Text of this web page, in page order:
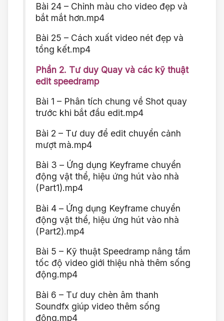
Bài 24 – Chỉnh màu cho video đẹp và
bắt mắt hơn.mp4
Bài 25 – Cách xuất video nét đẹp và
tổng kết.mp4
Phần 2. Tư duy Quay và các kỹ thuật
edit speedramp
Bài 1 – Phân tích chung về Shot quay
trước khi bắt đầu edit.mp4
Bài 2 – Tư duy để edit chuyển cảnh
mượt mà.mp4
Bài 3 – Ứng dụng Keyframe chuyển
động vật thể, hiệu ứng hút vào nhà
(Part1).mp4
Bài 4 – Ứng dụng Keyframe chuyển
động vật thể, hiệu ứng hút vào nhà
(Part2).mp4
Bài 5 – Kỹ thuật Speedramp nâng tầm
tốc độ video giới thiệu nhà thêm sống
động.mp4
Bài 6 – Tư duy chèn âm thanh
Soundfx giúp video thêm sống
động.mp4